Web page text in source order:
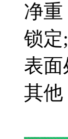
净重
锁定
表
其他